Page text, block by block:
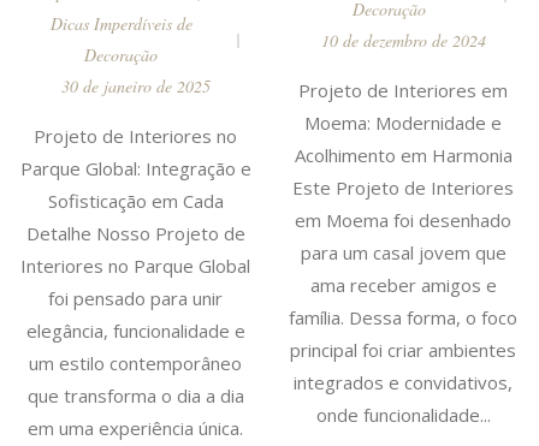
Dicas Imperdíveis de
Decoração
30 de janeiro de 2025
Projeto de Interiores no
Parque Global: Integração e
Sofisticação em Cada
Detalhe Nosso Projeto de
Interiores no Parque Global
foi pensado para unir
elegância, funcionalidade e
um estilo contemporâneo
que transforma o dia a dia
em uma experiência única.
Decoração
10 de dezembro de 2024
Projeto de Interiores em
Moema: Modernidade e
Acolhimento em Harmonia
Este Projeto de Interiores
em Moema foi desenhado
para um casal jovem que
ama receber amigos e
família. Dessa forma, o foco
principal foi criar ambientes
integrados e convidativos,
onde funcionalidade...